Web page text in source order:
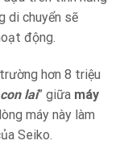
di chuyển sẽ
động.
hơn 8 triệu
con lai” giữa máy
máy này làm
Seiko.